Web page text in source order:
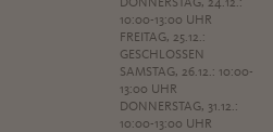
DONNERSTAG, 24.12.:
10:00-13:00 UHR
FREITAG, 25.12.:
GESCHLOSSEN
SAMSTAG, 26.12.: 10:00-
13:00 UHR
DONNERSTAG, 31.12.:
10:00-13:00 UHR